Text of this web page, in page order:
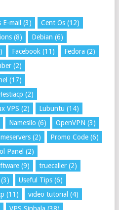
E-mail (3) Cent Os(12)
(8) Debian (6)
Facebook (11) Fedora (2)
(2)
(17)
(2)
VPS (2) Lubuntu (14)
Namesilo (6) OpenVPN (3)
(2) Promo Code(6)
Panel (2)
(9) truecaller(2)
(3) Useful Tips(6)
(11) video tutorial (4)
VPS Sinhala (38)